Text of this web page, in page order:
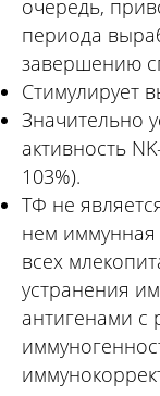
очередь,
периода
завершению
Стимулирует
Значительно
активность
103%).
ТФ не
нем
всех
устранения
антигенами с